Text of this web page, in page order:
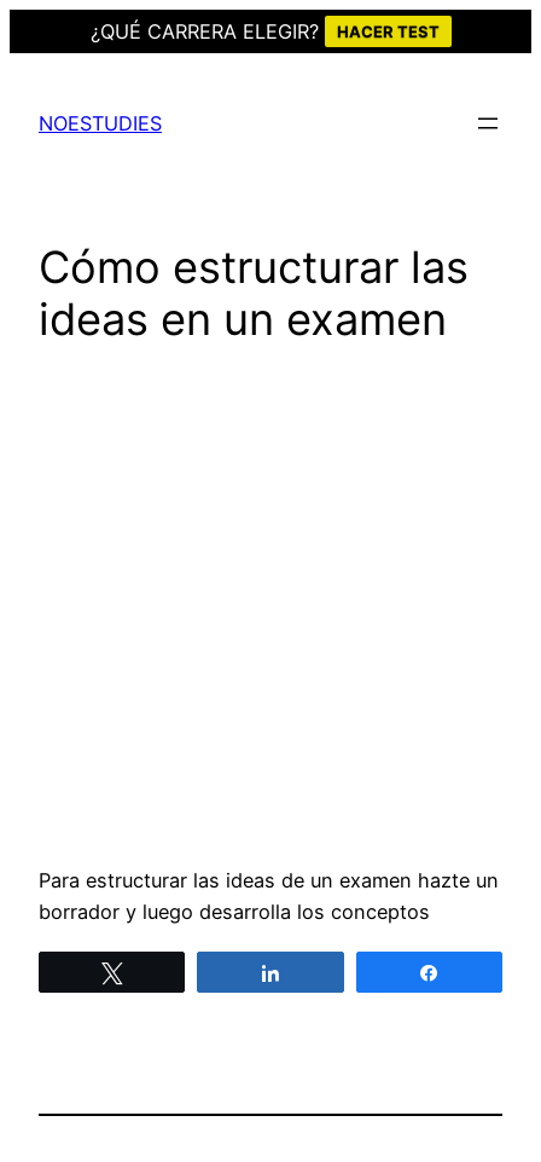
¿QUÉ CARRERA ELEGIR? HACER TEST
contenido
NOESTUDIES
Cómo estructurar las
ideas en un examen
Para estructurar las ideas de un examen hazte un
borrador y luego desarrolla los conceptos